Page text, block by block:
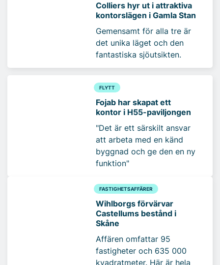
Colliers hyr ut i attraktiva
kontorslägen i Gamla Stan
Gemensamt för alla tre är
det unika läget och den
fantastiska sjöutsikten.
FLYTT
Fojab har skapat ett
kontor i H55-paviljongen
"Det är ett särskilt ansvar
att arbeta med en känd
byggnad och ge den en ny
funktion"
FASTIGHETSAFFÄRER
Wihlborgs förvärvar
Castellums bestånd i
Skåne
Affären omfattar 95
fastigheter och 635 000
kvadratmeter. Här är hela